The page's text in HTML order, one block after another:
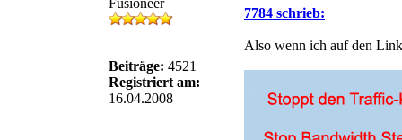
Fusioneer
Beiträge: 4521
Registriert am:
16.04.2008
7784 schrieb:
Also wenn ich auf den